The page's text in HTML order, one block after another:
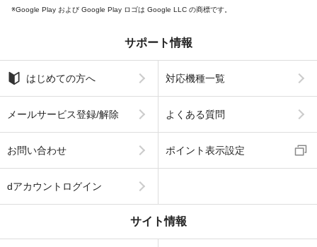
Google Play および Google Play ロゴは Google LLC の商標です。
サポート情報
はじめての方へ 対応機種一覧
メールサービス登録/解除 よくある質問
お問い合わせ ポイント表示設定
dアカウントログイン
サイト情報